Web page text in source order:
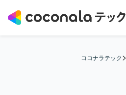
ココナラテック>